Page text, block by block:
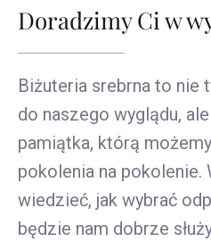
Doradzimy Ci w
Biżuteria srebrna to nie
do naszego wyglądu,
pamiątka, którą
pokolenia na pokolenie.
wiedzieć, jak wybrać
będzie nam dobrze